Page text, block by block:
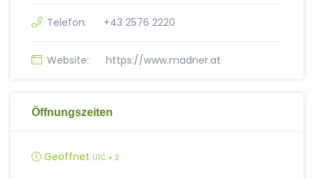
Telefon: +43 2576 2220
Website: https://www.madner.at
Öffnungszeiten
Geöffnet UTC + 2